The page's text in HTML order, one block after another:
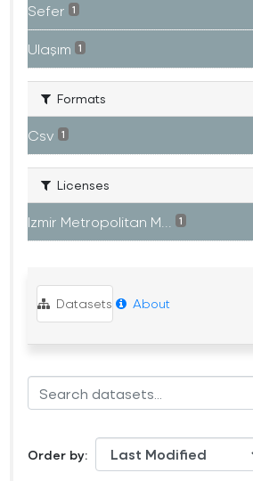
Sefer 1
Ulaşım 1
Formats
Csv 1
Licenses
Izmir Metropolitan M... 1
Datasets About
Order by